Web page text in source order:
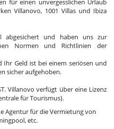
für einen unvergesslichen Urlaub
Villanovo, 1001 Villas und Ibiza
abgesichert und haben uns zur
Normen und Richtlinien der
Geld ist bei einem seriösen und
sicher aufgehoben.
Villanovo verfügt über eine Lizenz
für Tourismus).
Agentur für die Vermietung von
etc.